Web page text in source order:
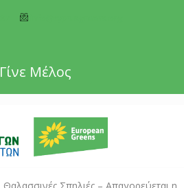
Γίνε Μέλος